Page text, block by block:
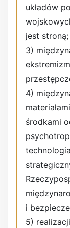
układów
jest stroną;
3)
4)
środkami
i
5)